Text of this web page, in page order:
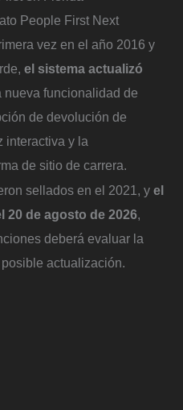
People First Next
vez en el año 2016 y
el sistema actualizó
nueva funcionalidad de
de devolución de
interactiva y la
de sitio de carrera.
sellados en el 2021, y el
20 de agosto de 2026,
deberá evaluar la
actualización.